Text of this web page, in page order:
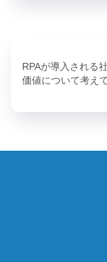
RPAが導入される
価値について考え